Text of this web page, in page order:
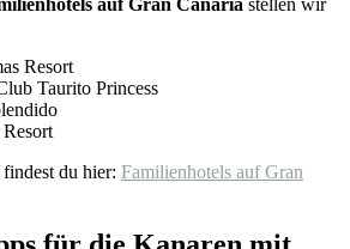
auf Gran Canaria stellen wir
Resort
Taurito Princess
du hier: Familienhotels auf Gran